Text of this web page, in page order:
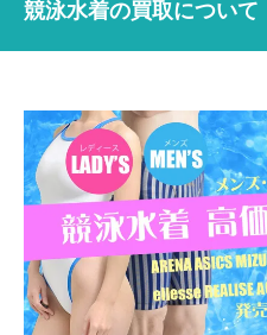
競泳水着の買取について